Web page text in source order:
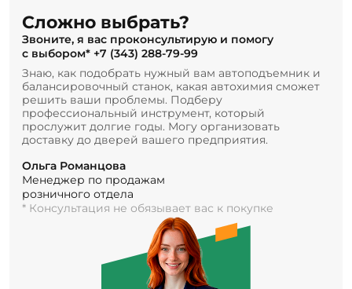
Сложно выбрать?
Звоните, я вас проконсультирую и помогу
с выбором* +7 (343) 288-79-99
Знаю, как подобрать нужный вам автоподъемник и
балансировочный станок, какая автохимия сможет
решить ваши проблемы. Подберу
профессиональный инструмент, который
прослужит долгие годы. Могу организовать
доставку до дверей вашего предприятия.
Ольга Романцова
Менеджер по продажам
розничного отдела
* Консультация не обязывает вас к покупке